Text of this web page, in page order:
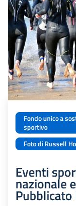
Fondo unico a
sportivo
Foto di Russell
Eventi
nazionale